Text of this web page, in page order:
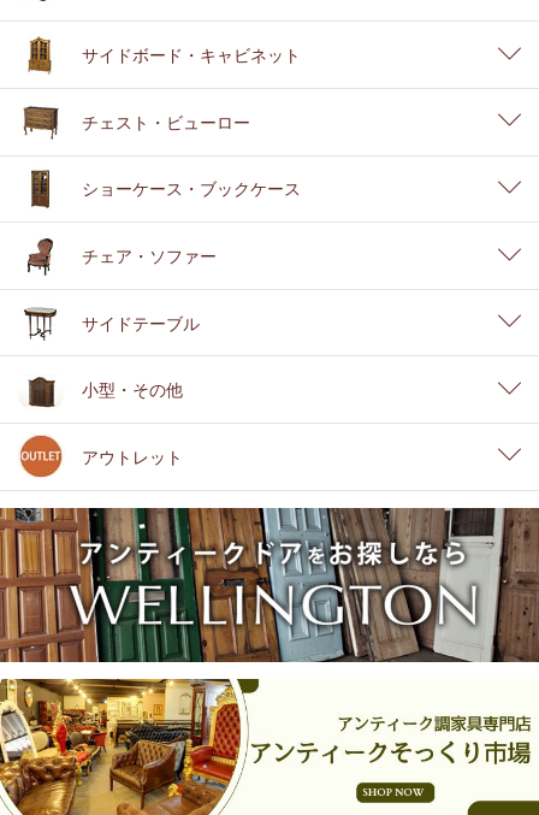
サイドボード・キャビネット
チェスト・ビューロー
ショーケース・ブックケース
チェア・ソファー
サイドテーブル
小型・その他
アウトレット